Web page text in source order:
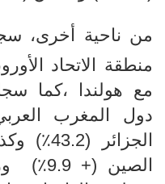
من ناحية أخرى،
منطقة الاتحاد
مع هولندا ،كما